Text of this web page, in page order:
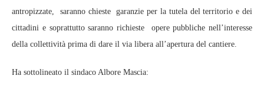
antropizzate, saranno chieste garanzie per la tutela del territorio e dei
cittadini e soprattutto saranno richieste opere pubbliche nell’interesse
della collettività prima di dare il via libera all’apertura del cantiere.
Ha sottolineato il sindaco Albore Mascia: